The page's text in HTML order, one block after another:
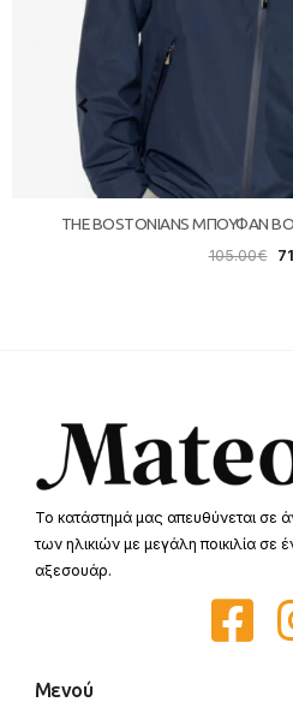
THE BOSTONIANS ΜΠΟΥΦΑΝ
105.00€
Το κατάστημά μας απευθύνεται σε
των ηλικιών με μεγάλη ποικιλία σε
αξεσουάρ.
Μενού